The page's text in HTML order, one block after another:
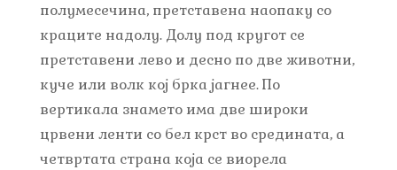
полумесечина, претставена наопаку со
краците надолу. Долу под кругот се
претставени лево и десно по две животни,
куче или волк кој брка јагнее. По
вертикала знамето има две широки
црвени ленти со бел крст во средината, а
четвртата страна која се виорела